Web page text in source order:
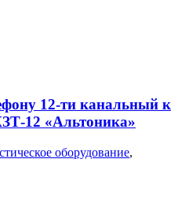
12-ти канальный к
12 «Альтоника»
оборудование,